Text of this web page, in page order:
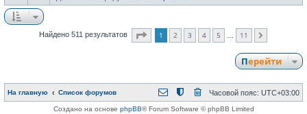
Найдено 511 результатов Страница из
1 2 3 4 5 11
Перейти
На главную Список форумов Часовой пояс: UTC+03:00
Создано на основе phpBB® Forum Software © phpBB Limited